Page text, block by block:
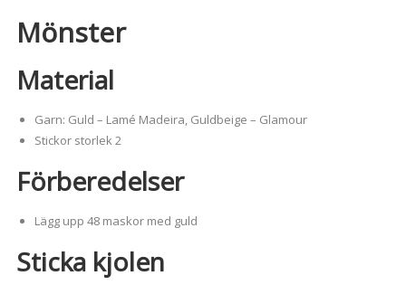
Mönster
Material
Garn: Guld – Lamé Madeira, Guldbeige – Glamour
Stickor storlek 2
Förberedelser
Lägg upp 48 maskor med guld
Sticka kjolen